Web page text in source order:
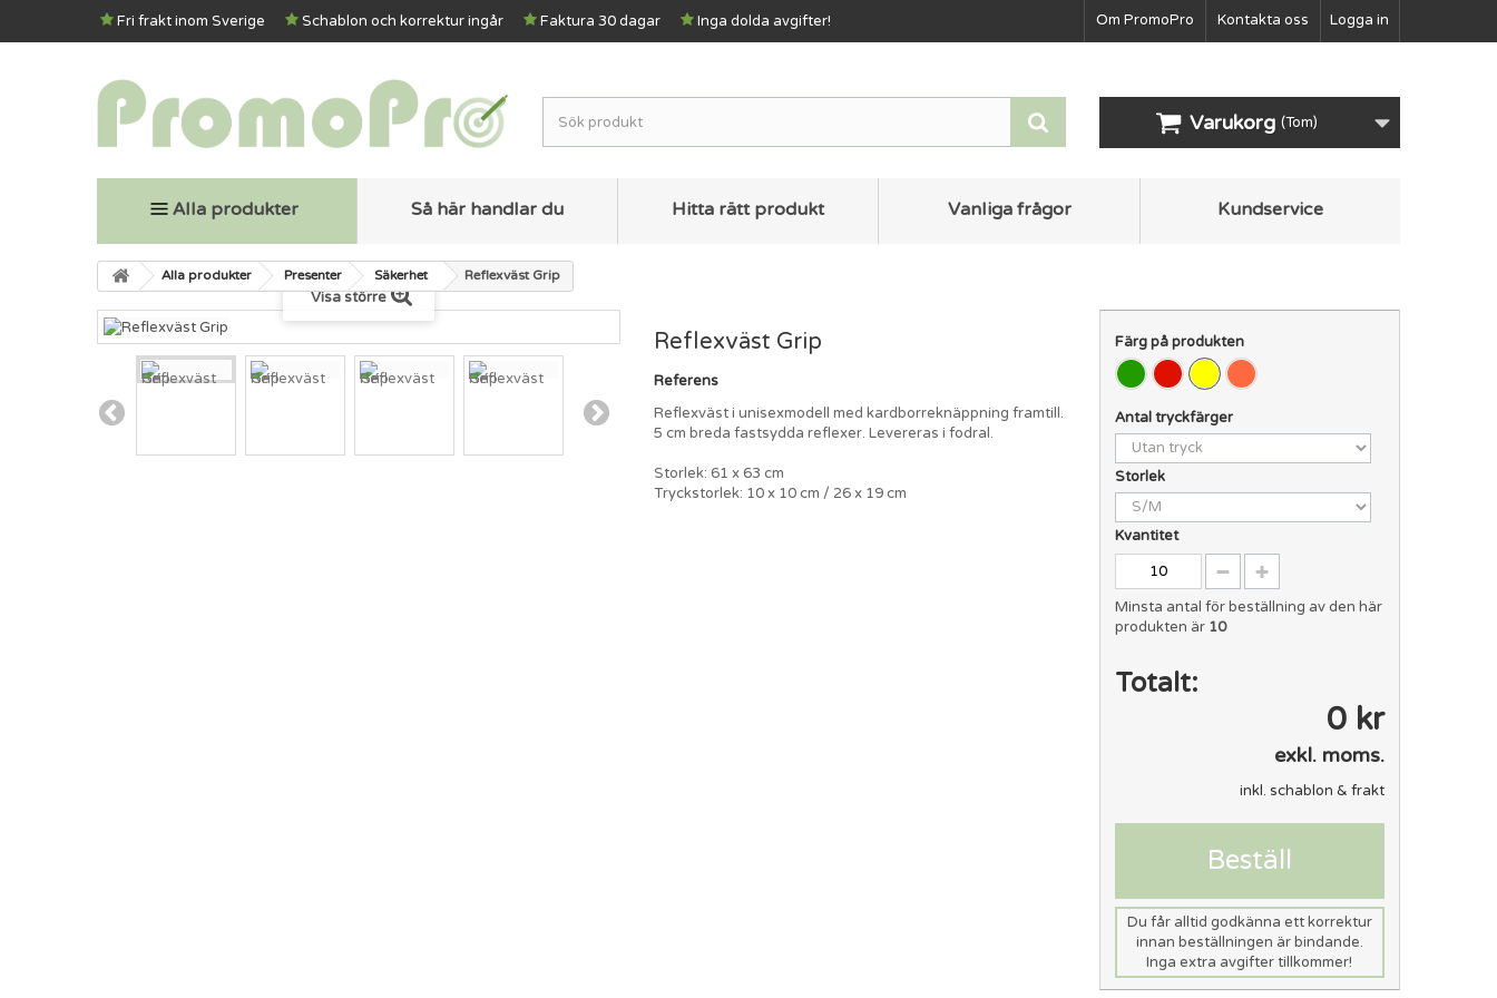
Logga in
Kontakta oss
Om PromoPro
Fri frakt inom Sverige Schablon och korrektur ingår Faktura 30 dagar Inga dolda avgifter!
Varukorg (Tom)
Alla produkter Så här handlar du Hitta rätt produkt Vanliga frågor Kundservice
Alla produkter Presenter Säkerhet Reflexväst Grip
Visa större
Reflexväst Grip
Referens
Reflexväst i unisexmodell med kardborreknäppning framtill.
5 cm breda fastsydda reflexer. Levereras i fodral.
Storlek: 61 x 63 cm
Tryckstorlek: 10 x 10 cm / 26 x 19 cm
Färg på produkten
Antal tryckfärger
Storlek
Kvantitet
Minsta antal för beställning av den här
produkten är 10
Totalt:
0 kr
exkl. moms.
inkl. schablon & frakt
Beställ
Du får alltid godkänna ett korrektur
innan beställningen är bindande.
Inga extra avgifter tillkommer!